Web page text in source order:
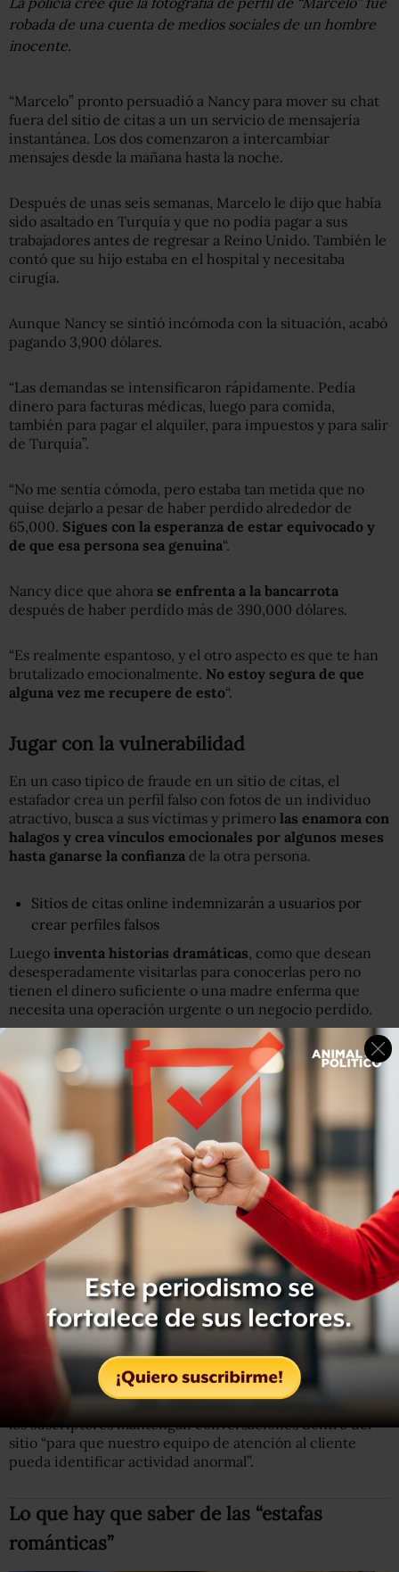
robada de una cuenta de medios sociales de un hombre
inocente.
“Marcelo” pronto persuadió a Nancy para mover su chat
fuera del sitio de citas a un un servicio de mensajería
instantánea. Los dos comenzaron a intercambiar
mensajes desde la mañana hasta la noche.
Después de unas seis semanas, Marcelo le dijo que había
sido asaltado en Turquía y que no podía pagar a sus
trabajadores antes de regresar a Reino Unido. También le
contó que su hijo estaba en el hospital y necesitaba
cirugía.
Aunque Nancy se sintió incómoda con la situación, acabó
pagando 3,900 dólares.
“Las demandas se intensificaron rápidamente. Pedía
dinero para facturas médicas, luego para comida,
también para pagar el alquiler, para impuestos y para salir
de Turquía”.
“No me sentía cómoda, pero estaba tan metida que no
quise dejarlo a pesar de haber perdido alrededor de
65,000. Sigues con la esperanza de estar equivocado y
de que esa persona sea genuina“.
Nancy dice que ahora se enfrenta a la bancarrota
después de haber perdido más de 390,000 dólares.
“Es realmente espantoso, y el otro aspecto es que te han
brutalizado emocionalmente. No estoy segura de que
alguna vez me recupere de esto“.
Jugar con la vulnerabilidad
En un caso típico de fraude en un sitio de citas, el
estafador crea un perfil falso con fotos de un individuo
atractivo, busca a sus víctimas y primero las enamora con
halagos y crea vínculos emocionales por algunos meses
hasta ganarse la confianza de la otra persona.
Sitios de citas online indemnizarán a usuarios por
crear perfiles falsos
Luego inventa historias dramáticas , como que desean
desesperadamente visitarlas para conocerlas pero no
tienen el dinero suficiente o una madre enferma que
necesita una operación urgente o un negocio perdido.
Pero la historia siempre acaba igual: pidiendo dinero que
promete devolver.
Según la División Cibernética del FBI, los estafadoresse
presentan como vulnerables, pero en realidad están
buscando a alguien que es más vulnerable
Según la Comisión Federal de Comercio de Estados
Unidos, las denuncias de fraudes de impostores como la
“estafa romántica”
aumentaron a más del doble entre el
2013 y el 2014(estás son las últimas cifras disponibles).
El FBI dice que los estadounidenses perdieron unos82
millones de dólares por fraudesllevados a cabo a través
de sitios de citas sólo en los últimos seis meses del 2014.
Por su parte, Match.comafirma que ofrece consejos
regulares sobre cómo mantenerse seguro y sugiere que
los suscriptores mantengan conversaciones dentro del
sitio “para que nuestro equipo de atención al cliente
pueda identificar actividad anormal”.
Lo que hay que saber de las “estafas
románticas”